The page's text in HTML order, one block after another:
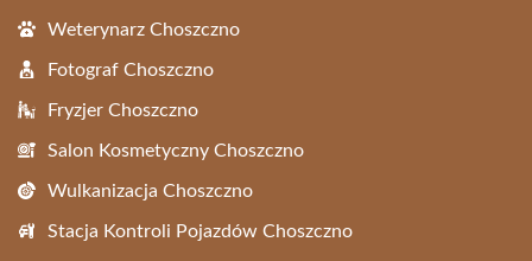
Weterynarz Choszczno
Fotograf Choszczno
Fryzjer Choszczno
Salon Kosmetyczny Choszczno
Wulkanizacja Choszczno
Stacja Kontroli Pojazdów Choszczno